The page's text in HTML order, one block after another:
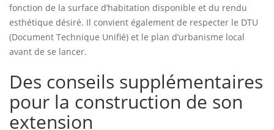
fonction de la surface d’habitation disponible et du rendu
esthétique désiré. Il convient également de respecter le DTU
(Document Technique Unifié) et le plan d’urbanisme local
avant de se lancer.
Des conseils supplémentaires
pour la construction de son
extension